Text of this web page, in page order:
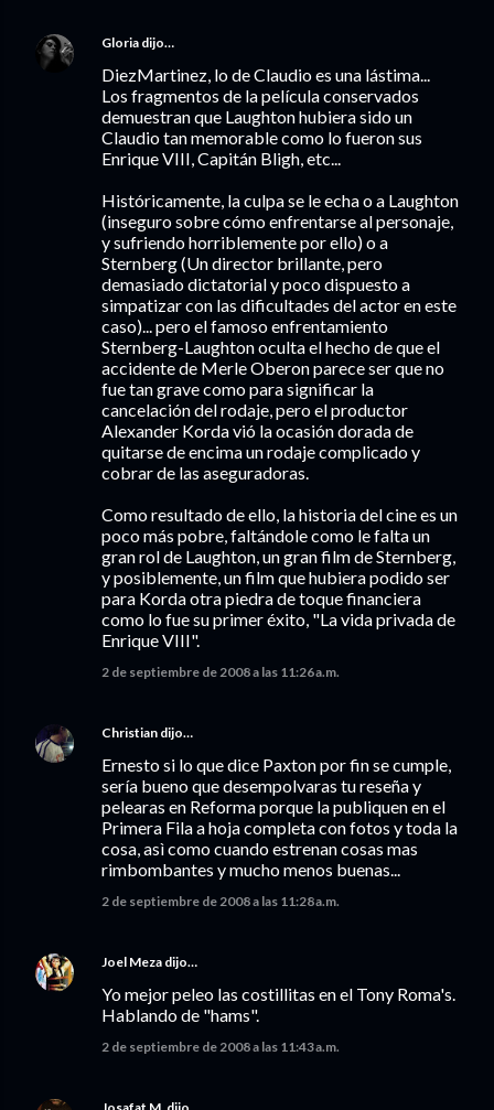
Gloria dijo…
DiezMartinez, lo de Claudio es una lástima...
Los fragmentos de la película conservados
demuestran que Laughton hubiera sido un
Claudio tan memorable como lo fueron sus
Enrique VIII, Capitán Bligh, etc...
Históricamente, la culpa se le echa o a Laughton
(inseguro sobre cómo enfrentarse al personaje,
y sufriendo horriblemente por ello) o a
Sternberg (Un director brillante, pero
demasiado dictatorial y poco dispuesto a
simpatizar con las dificultades del actor en este
caso)... pero el famoso enfrentamiento
Sternberg-Laughton oculta el hecho de que el
accidente de Merle Oberon parece ser que no
fue tan grave como para significar la
cancelación del rodaje, pero el productor
Alexander Korda vió la ocasión dorada de
quitarse de encima un rodaje complicado y
cobrar de las aseguradoras.
Como resultado de ello, la historia del cine es un
poco más pobre, faltándole como le falta un
gran rol de Laughton, un gran film de Sternberg,
y posiblemente, un film que hubiera podido ser
para Korda otra piedra de toque financiera
como lo fue su primer éxito, "La vida privada de
Enrique VIII".
2 de septiembre de 2008 a las 11:26 a.m.
Christian dijo…
Ernesto si lo que dice Paxton por fin se cumple,
sería bueno que desempolvaras tu reseña y
pelearas en Reforma porque la publiquen en el
Primera Fila a hoja completa con fotos y toda la
cosa, asì como cuando estrenan cosas mas
rimbombantes y mucho menos buenas...
2 de septiembre de 2008 a las 11:28 a.m.
Joel Meza dijo…
Yo mejor peleo las costillitas en el Tony Roma's.
Hablando de "hams".
2 de septiembre de 2008 a las 11:43 a.m.